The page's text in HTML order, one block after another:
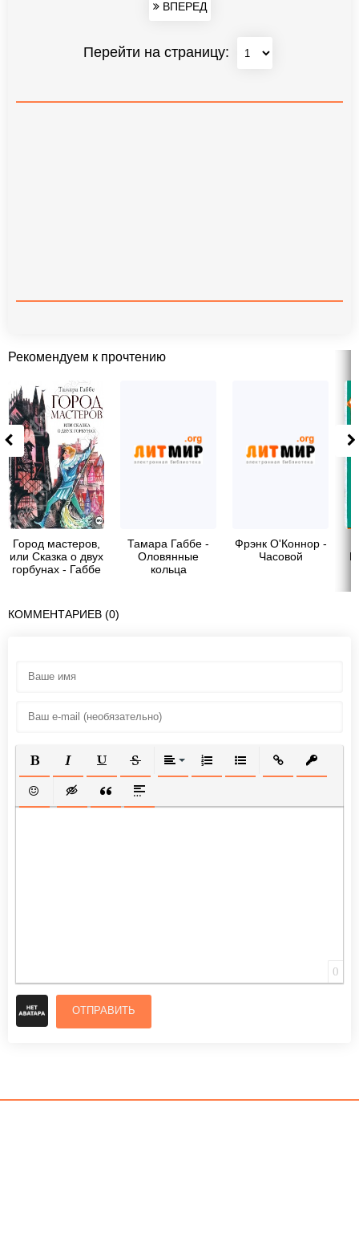
ВПЕРЕД
Перейти на страницу:
Рекомендуем к прочтению
Город мастеров,
или Сказка о двух
горбунах - Габбе
Тамара Габбе -
Оловянные
кольца
Фрэнк О'Коннор -
Часовой
КОММЕНТАРИЕВ (0)
ПОЛУЖИРНЫЙ
КУРСИВПОДЧЕРКНУТЫЙ
ЗАЧЕРКНУТЫЙВЫРАВНИВАНИЕ
НУМЕРОВАННЫЙ СПИСОК
МАРКИРОВАННЫЙ
ВСТАВИТЬ
ВСТАВИТЬ СМАЙЛИК
ВСТАВКА СКРЫТОГО ТЕКСТА
ВСТАВКА ЦИТАТЫ
ВСТАВКА СПОЙЛЕРА
0
ОТПРАВИТЬ